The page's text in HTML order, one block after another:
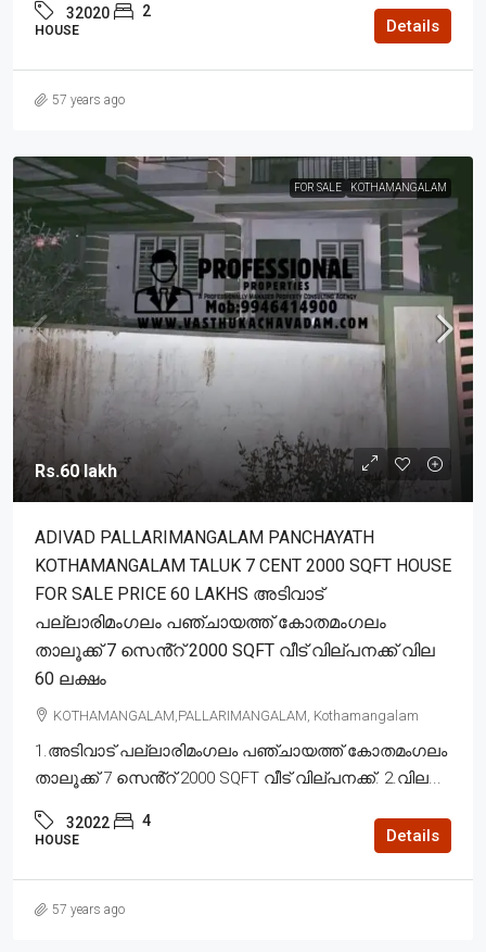
32020 2
HOUSE Details
57 years ago
FOR SALE KOTHAMANGALAM
Rs.60 lakh
ADIVAD PALLARIMANGALAM PANCHAYATH
KOTHAMANGALAM TALUK 7 CENT 2000 SQFT HOUSE
FOR SALE PRICE 60 LAKHS അടിവാട്
പല്ലാരിമംഗലം പഞ്ചായത്ത് കോതമംഗലം
താലൂക്ക് 7 സെൻ്റ് 2000 SQFT വീട് വില്പനക്ക് വില
60 ലക്ഷം
KOTHAMANGALAM,PALLARIMANGALAM, Kothamangalam
1.അടിവാട് പല്ലാരിമംഗലം പഞ്ചായത്ത് കോതമംഗലം
താലൂക്ക് 7 സെൻ്റ് 2000 SQFT വീട് വില്പനക്ക്. 2.വില...
32022 4
HOUSE Details
57 years ago